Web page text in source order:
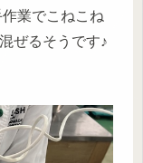
業でこねこね
ぜるそうです♪